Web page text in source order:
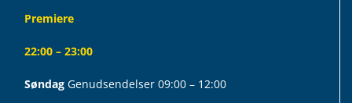
Premiere
22:00 – 23:00
Søndag Genudsendelser 09:00 – 12:00